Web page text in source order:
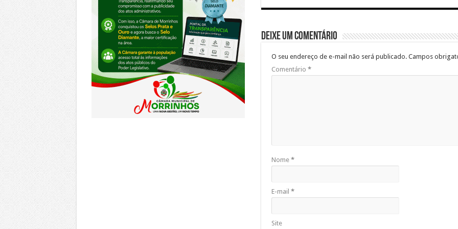
Deixe um comentário
O seu endereço de e-mail não será publicado. Campos
Comentário *
Nome *
E-mail *
Site